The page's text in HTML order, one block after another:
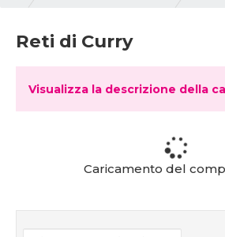
r
m
a
g
Reti di Curry
Visualizza la descrizione della
Caricamento del